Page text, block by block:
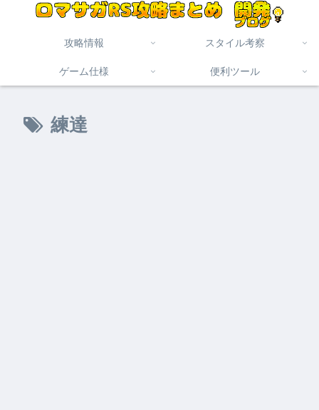
攻略情報 スタイル考察
ゲーム仕様 便利ツール
練達